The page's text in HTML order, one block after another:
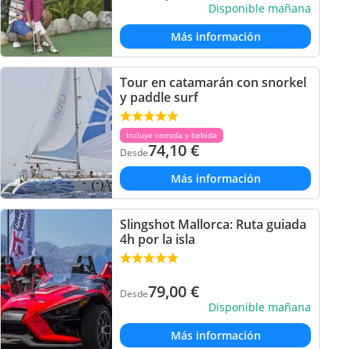
Disponible mañana
Más información
Tour en catamarán con snorkel
y paddle surf
Incluye comida y bebida
Desde74,10€
Más información
Slingshot Mallorca: Ruta guiada
4h por la isla
Desde79,00€
Disponible mañana
Más información